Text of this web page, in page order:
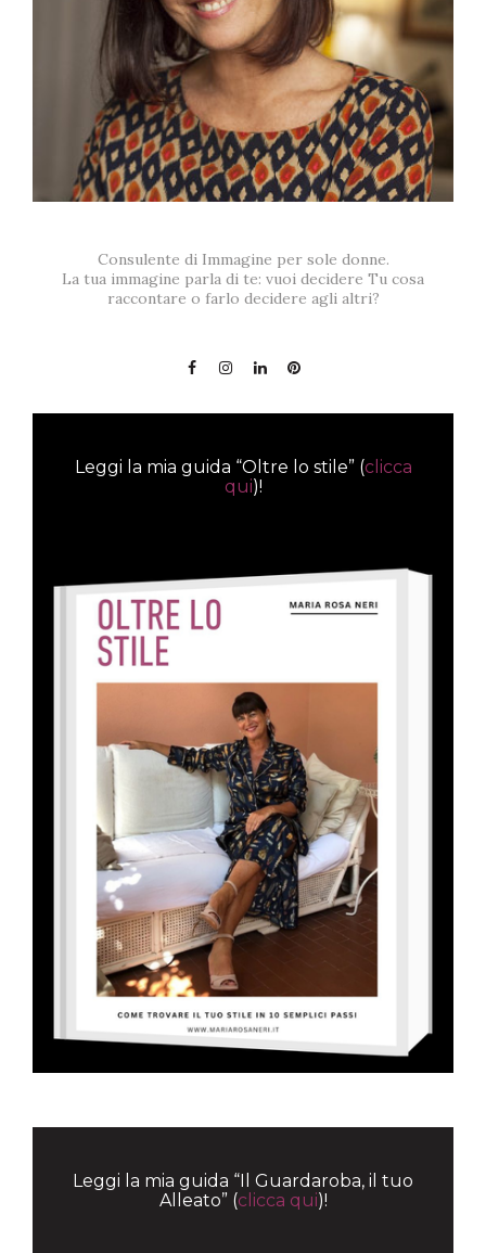
Consulente di Immagine per sole donne.
La tua immagine parla di te: vuoi decidere Tu cosa
raccontare o farlo decidere agli altri?
Leggi la mia guida “Oltre lo stile” (clicca
qui)!
Leggi la mia guida “Il Guardaroba, il tuo
Alleato” (clicca qui)!